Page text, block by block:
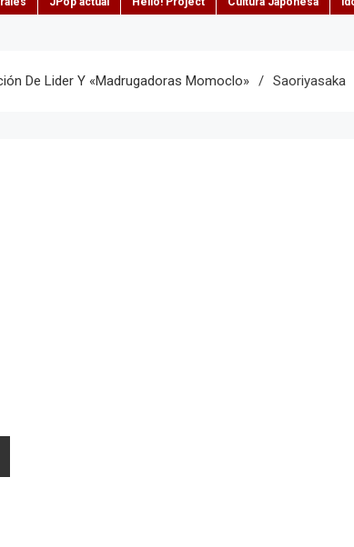
De Lider Y «madrugadoras Momoclo» Saoriyasaka